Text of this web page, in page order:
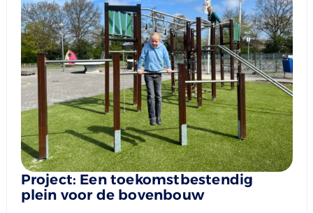
Project: Een toekomstbestendig
plein voor de bovenbouw